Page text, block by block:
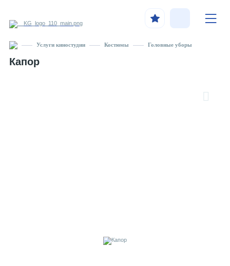
Услуги киностудии Костюмы Головные уборы
Капор